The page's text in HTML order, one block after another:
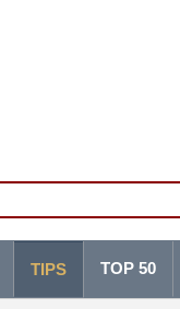
TIPS TOP 50